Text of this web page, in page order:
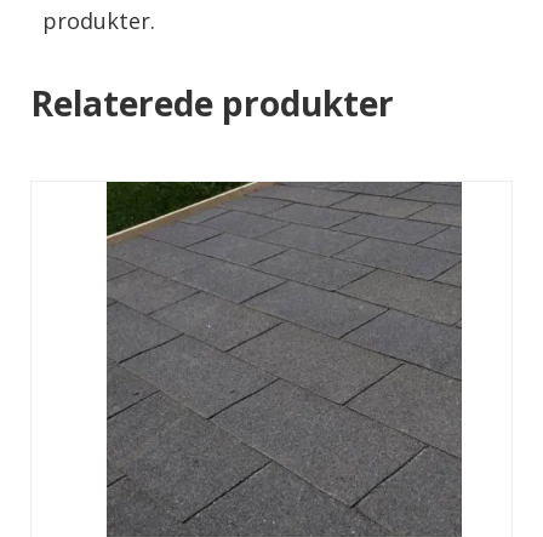
produkter.
Relaterede produkter